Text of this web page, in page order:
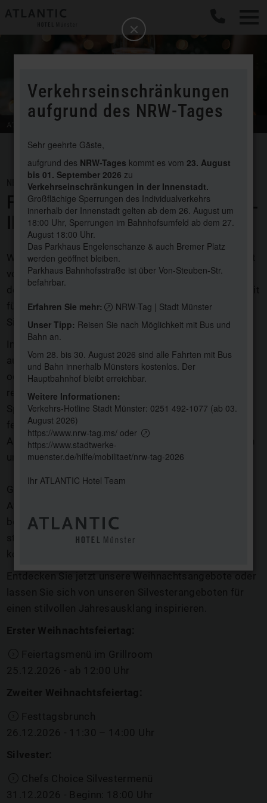
b Schließen
Verkehrseinschränkungen
aufgrund des NRW-Tages
Sehr geehrte Gäste,
aufgrund des NRW-Tages kommt es vom23. August
bis 01. September 2026 zu
Verkehrseinschränkungen in der Innenstadt.
Großflächige Sperrungen des Individualverkehrs
innerhalb der Innenstadt gelten ab dem 26. August um
18:00 Uhr, Sperrungen im Bahnhofsumfeld ab dem 27.
August 18:00 Uhr.
Das Parkhaus Engelenschanze & auch Bremer Platz
werden geöffnet bleiben.
Parkhaus Bahnhofsstraße ist über Von-Steuben-Str.
befahrbar.
Erfahren Sie mehr:
NRW-Tag | Stadt Münster
Unser Tipp: Reisen Sie nach Möglichkeit mit Bus und
Bahn an.
Vom 28. bis 30. August 2026 sind alle Fahrten mit Bus
und Bahn innerhalb Münsters kostenlos. Der
Hauptbahnhof bleibt erreichbar.
Weitere Informationen:
Verkehrs-Hotline Stadt Münster: 0251 492-1077 (ab 03.
August 2026)
https://www.nrw-tag.ms/ oder
https://www.stadtwerke-
muenster.de/hilfe/mobilitaet/nrw-tag-2026
Ihr ATLANTIC Hotel Team
ATLANTIC
NEWS / 29. MAI 2026
FESTLICH GENIESSEN & STILVOLL I
NS NEUE JAHR
Wenn Münster sich in festlichem Glanz zeigt, der Duft
von gebrannten Mandeln durch die Straßen zieht und
der Prinzipalmarkt im Lichtermeer erstrahlt, ist es Zeit
für besondere Momente – und genau diese erwarten
Sie im ATLANTIC Hotel Münster.
Im Herzen der Stadt laden wir Sie ein, die Feiertage
auf genussvolle Weise zu erleben. Ob stilvoller Lunch
oder festliches Dinner an Weihnachten, ein
reichhaltiger Brunch mit süßen und herzhaften
Speisen sowie ein glanzvoller Silvesterabend mit
feinem Menü oder ausgelassener Party – unsere
Angebote machen die schönste Zeit des Jahres noch
unvergesslicher.
Genießen Sie kulinarische Highlights in gemütlicher
Atmosphäre im ATLANTIC Grillroom, feiern Sie
beschwingt im Engelsaal oder gönnen Sie sich eine
stilvolle Auszeit mit Übernachtung in einem unserer
Entdecken Sie jetzt
unsere Weihnachtsangebote oder